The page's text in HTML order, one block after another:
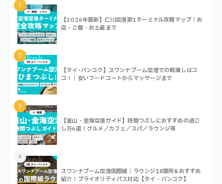
1
【2026年最新】仁川空港第1ターミナル攻略マップ｜お
店・ご飯・お土産まで
2
【タイ･バンコク】スワンナプーム空港での暇潰しはコ
コ！｜安いフードコートからマッサージまで
3
【釜山・金海空港ガイド】時間つぶしにおすすめの過ご
し方6選！グルメ／カフェ／スパ／ラウンジ等
4
スワンナプーム空港国際線｜ラウンジ18箇所&おすすめ
紹介！プライオリティパス対応【タイ・バンコク】